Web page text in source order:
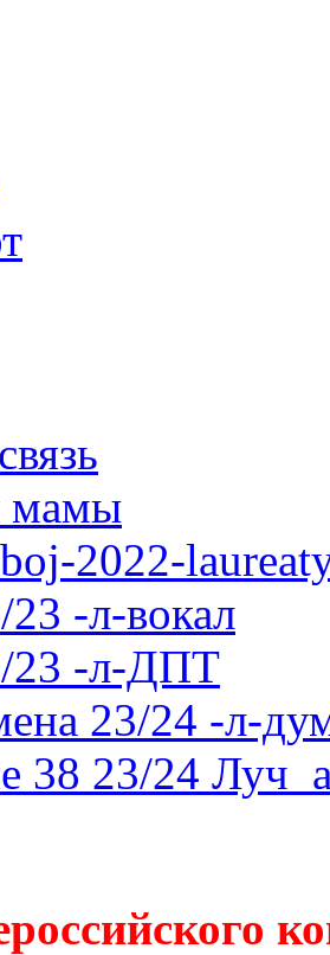
мамы
2022-
-л-вокал
23 -л-ДПТ
23/24 -л-
38 23/24